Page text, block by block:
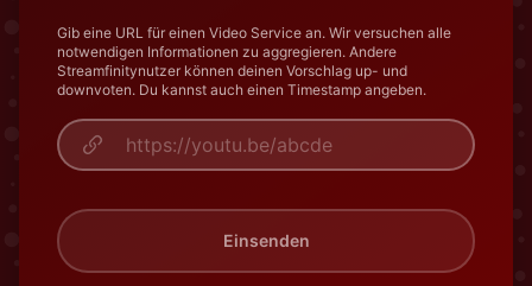
Gib eine URL für einen Video Service an. Wir versuchen alle
notwendigen Informationen zu aggregieren. Andere
Streamfinitynutzer können deinen Vorschlag up- und
downvoten. Du kannst auch einen Timestamp angeben.
Einsenden